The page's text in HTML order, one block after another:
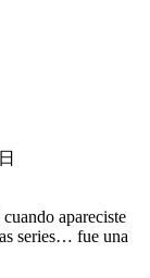
apareciste
series… fue una